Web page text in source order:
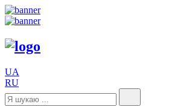
UA
RU